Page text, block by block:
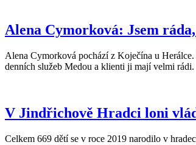
Alena Cymorková: Jsem
Alena Cymorková pochází z Koječína u
denních služeb Medou a klienti ji mají velmi rádi.
V Jindřichově Hradci loni
Celkem 669 dětí se v roce 2019 narodilo v